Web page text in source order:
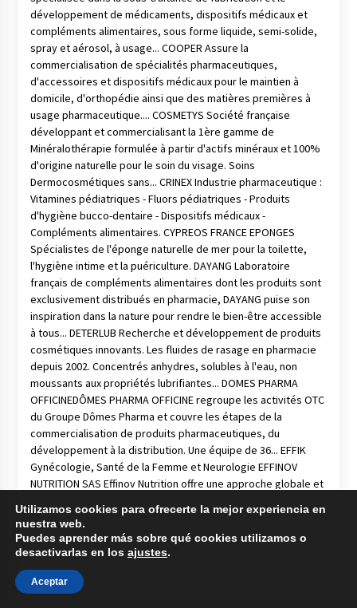
Utilizamos cookies para ofrecerte la mejor experiencia en
nuestra web.
Puedes aprender más sobre qué cookies utilizamos o
desactivarlas en los ajustes.
Aceptar